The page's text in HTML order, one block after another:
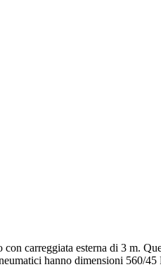
carreggiata esterna di 3 m.
hanno dimensioni 560/45